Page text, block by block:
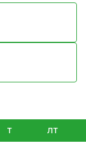
Т ЛТ